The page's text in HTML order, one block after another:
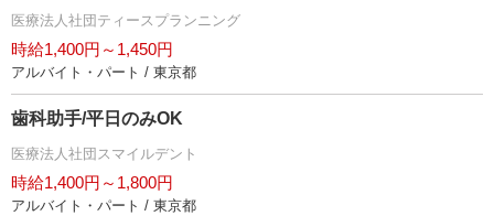
医療法人社団ティースプランニング
時給1,400円～1,450円
アルバイト・パート / 東京都
歯科助手/平日のみOK
医療法人社団スマイルデント
時給1,400円～1,800円
アルバイト・パート / 東京都